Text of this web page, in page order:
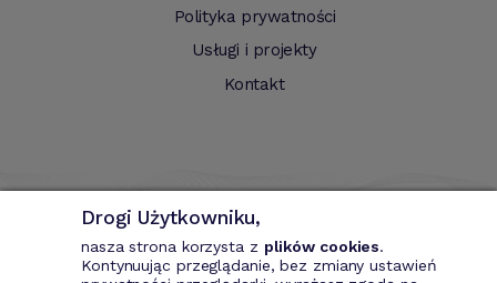
Polityka prywatności
Usługi i projekty
Kontakt
Drogi Użytkowniku,
nasza strona korzysta z plików cookies.
Kontynuując przeglądanie, bez zmiany ustawień